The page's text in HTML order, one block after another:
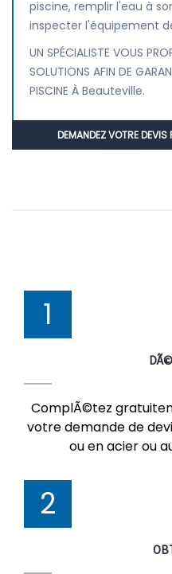
piscine, remplir l'eau à
inspecter l'équipement
UN SPÉCIALISTE VOUS
SOLUTIONS AFIN DE
PISCINE À Beauteville.
DEMANDEZ VOTRE DEVIS
1
ComplÃ©tez
votre demande de
ou en acier ou
2